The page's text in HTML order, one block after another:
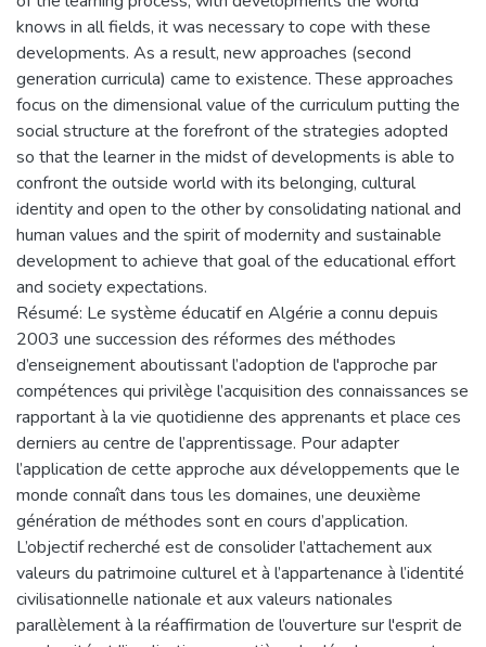
knows in all fields, it was necessary to cope with these
developments. As a result, new approaches (second
generation curricula) came to existence. These approaches
focus on the dimensional value of the curriculum putting the
social structure at the forefront of the strategies adopted
so that the learner in the midst of developments is able to
confront the outside world with its belonging, cultural
identity and open to the other by consolidating national and
human values and the spirit of modernity and sustainable
development to achieve that goal of the educational effort
and society expectations.
Résumé: Le système éducatif en Algérie a connu depuis
2003 une succession des réformes des méthodes
d’enseignement aboutissant l’adoption de l'approche par
compétences qui privilège l’acquisition des connaissances se
rapportant à la vie quotidienne des apprenants et place ces
derniers au centre de l’apprentissage. Pour adapter
l’application de cette approche aux développements que le
monde connaît dans tous les domaines, une deuxième
génération de méthodes sont en cours d’application.
L’objectif recherché est de consolider l’attachement aux
valeurs du patrimoine culturel et à l’appartenance à l’identité
civilisationnelle nationale et aux valeurs nationales
parallèlement à la réaffirmation de l’ouverture sur l'esprit de